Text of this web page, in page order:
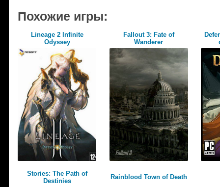
Похожие игры:
Lineage 2 Infinite
Odyssey
Fallout 3: Fate of
Wanderer
Stories: The Path of
Destinies
Rainblood Town of Death